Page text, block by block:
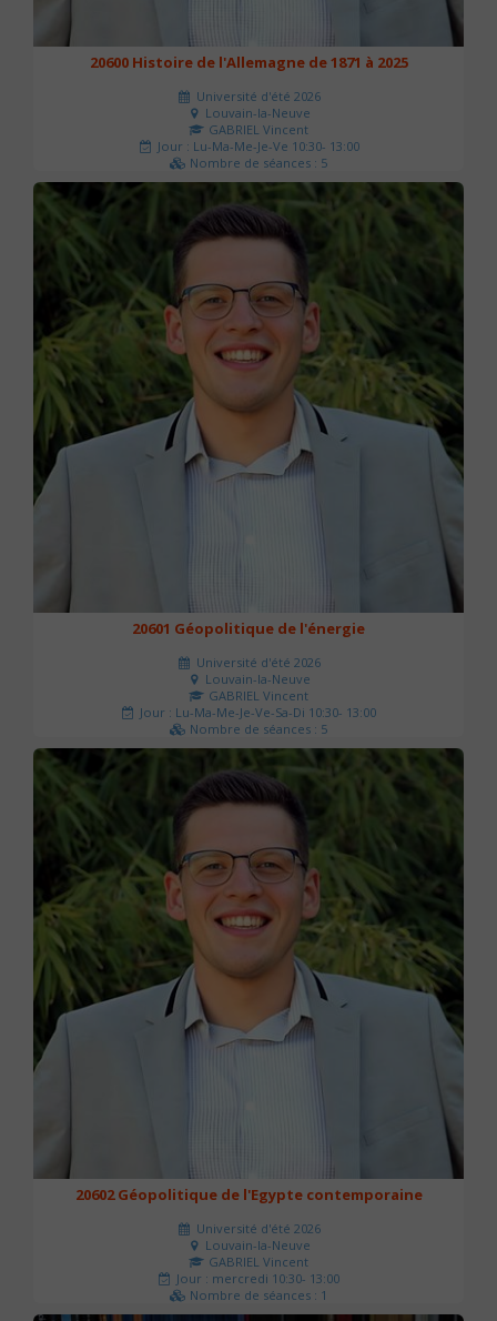
20600 Histoire de l'Allemagne de 1871 à 2025
Université d'été 2026
Louvain-la-Neuve
GABRIEL Vincent
Jour : Lu-Ma-Me-Je-Ve 10:30- 13:00
Nombre de séances : 5
120 €
20601 Géopolitique de l'énergie
Université d'été 2026
Louvain-la-Neuve
GABRIEL Vincent
Jour : Lu-Ma-Me-Je-Ve-Sa-Di 10:30- 13:00
Nombre de séances : 5
120 €
20602 Géopolitique de l'Egypte contemporaine
Université d'été 2026
Louvain-la-Neuve
GABRIEL Vincent
Jour : mercredi 10:30- 13:00
Nombre de séances : 1
21 €